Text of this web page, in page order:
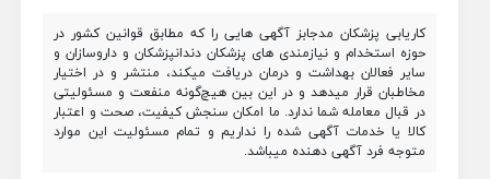
کاریابی پزشکان مدجابز آگهی هایی را که مطابق قوانین کشور در
حوزه استخدام و نیازمندی های پزشکان دندانپزشکان و داروسازان و
سایر فعالان بهداشت و درمان دریافت میکند، منتشر و در اختیار
مخاطبان قرار میدهد و در این بین هیچ‌گونه منفعت و مسئولیتی
در قبال معامله شما ندارد. ما امکان سنجش کیفیت، صحت و اعتبار
کالا یا خدمات آگهی شده را نداریم و تمام مسئولیت این موارد
متوجه فرد آگهی دهنده میباشد.